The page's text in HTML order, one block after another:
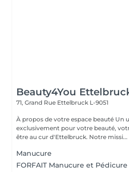
Beauty4You
71, Grand Rue Ettelbruck L-9051
À propos de votre espace beauté Un univers pensé
exclusivement pour votre beauté,
être au cur d'Ettelbruck. Notre missi...
Manucure
FORFAIT Manucure et Pédicure